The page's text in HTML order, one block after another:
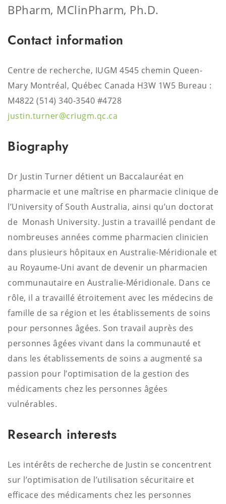
BPharm, MClinPharm, Ph.D.
Contact information
Centre de recherche, IUGM 4545 chemin Queen-
Mary Montréal, Québec Canada H3W 1W5 Bureau :
M4822 (514) 340-3540 #4728
justin.turner@criugm.qc.ca
Biography
Dr Justin Turner détient un Baccalauréat en
pharmacie et une maîtrise en pharmacie clinique de
l’University of South Australia, ainsi qu’un doctorat
de Monash University. Justin a travaillé pendant de
nombreuses années comme pharmacien clinicien
dans plusieurs hôpitaux en Australie-Méridionale et
au Royaume-Uni avant de devenir un pharmacien
communautaire en Australie-Méridionale. Dans ce
rôle, il a travaillé étroitement avec les médecins de
famille de sa région et les établissements de soins
pour personnes âgées. Son travail auprès des
personnes âgées vivant dans la communauté et
dans les établissements de soins a augmenté sa
passion pour l’optimisation de la gestion des
médicaments chez les personnes âgées
vulnérables.
Research interests
Les intérêts de recherche de Justin se concentrent
sur l’optimisation de l’utilisation sécuritaire et
efficace des médicaments chez les personnes